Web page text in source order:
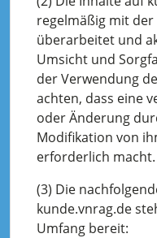
regelmäßig mit
überarbeitet und
Umsicht und
der Verwendung
achten, dass eine
oder Änderung
Modifikation von
erforderlich macht.
(3) Die
kunde.vnrag.de
Umfang bereit: